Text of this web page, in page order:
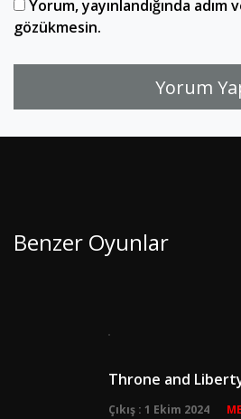
Yorum, yayınlandığında adım
gözükmesin.
Yorum
Benzer Oyunlar
Throne and
Çıkış : 1 Ekim 2024